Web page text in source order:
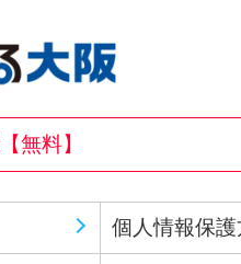
無料】
個人情報保